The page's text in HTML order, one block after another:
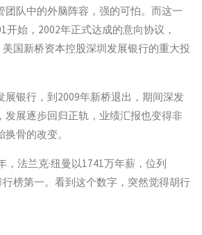
团队中的外脑阵容，强的可怕。而这一
开始，2002年正式达成的意向协议，
国新桥资本控股深圳发展银行的重大投
展银行，到2009年新桥退出，期间深发
发展逐步回归正轨，业绩汇报也变得非
骨的改变。
，法兰克·纽曼以1741万年薪，位列
行榜第一。看到这个数字，突然觉得胡行